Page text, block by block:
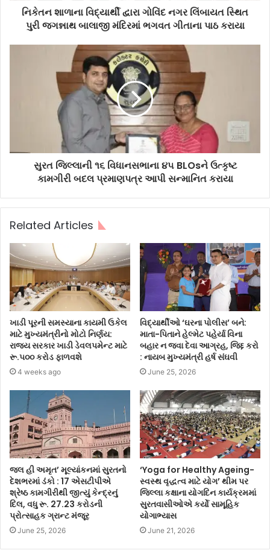
નિકેતન શાળાના વિદ્યાર્થી દ્વારા ગોવિંદ નગર લિંબાયત સ્થિત
પુરી જગન્નાથ બાલાજી મંદિરમાં ભગવત ગીતાના પાઠ કરાયા
સુરત જિલ્લાની ૧૬ વિધાનસભાના ૪૫ BLOsને ઉત્કૃષ્ટ
કામગીરી બદલ પ્રમાણપત્ર આપી સન્માનિત કરાયા
Related Articles
ખાડી પૂરની સમસ્યાના કાયમી ઉકેલ
માટે મુખ્યમંત્રીનો મોટો નિર્ણય:
રાજ્ય સરકાર ખાડી ડેવલપમેન્ટ માટે
રૂ.૫૦૦ કરોડ ફાળવશે
4 weeks ago
વિદ્યાર્થીઓ ‘ઘરના પોલીસ’ બને:
માતા-પિતાને હેલ્મેટ પહેર્યા વિના
બહાર ન જવા દેવા આગ્રહ, જિદ્દ કરો
: નાયબ મુખ્યમંત્રી હર્ષ સંઘવી
June 25, 2026
જલ હી અમૃત’ મૂલ્યાંકનમાં સુરતનો
દેશભરમાં ડંકો : 17 એસટીપીએ
શ્રેષ્ઠ કામગીરીથી જીત્યું કેન્દ્રનું
દિલ, વધુ રૂ. 27.23 કરોડની
પ્રોત્સાહક ગ્રાન્ટ મંજૂર
June 25, 2026
‘Yoga for Healthy Ageing-
સ્વસ્થ વૃદ્ધત્વ માટે યોગ’ થીમ પર
જિલ્લા કક્ષાના યોગદિન કાર્યક્રમમાં
સુરતવાસીઓએ કર્યો સામૂહિક
યોગાભ્યાસ
June 21, 2026